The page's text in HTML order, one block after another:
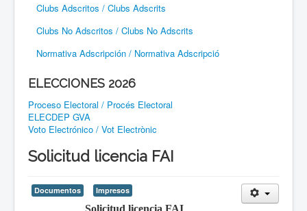
Clubs Adscritos / Clubs Adscrits
Clubs No Adscritos / Clubs No Adscrits
Normativa Adscripción / Normativa Adscripció
ELECCIONES 2026
Proceso Electoral / Procés Electoral
ELECDEP GVA
Voto Electrónico / Vot Electrònic
Solicitud licencia FAI
Documentos Impresos
Solicitud licencia FAI